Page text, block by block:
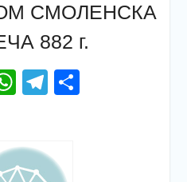
СМОЛЕНСКА
882 г.
WhatsApp
Telegram